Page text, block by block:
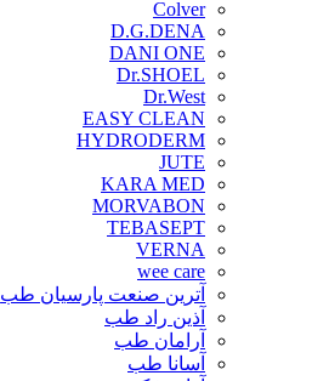
Colver
D.G.DENA
DANI ONE
Dr.SHOEL
Dr.West
EASY CLEAN
HYDRODERM
JUTE
KARA MED
MORVABON
TEBASEPT
VERNA
wee care
آترین صنعت پارسیان طب
آذین راد طب
آرامان طب
آسانا طب